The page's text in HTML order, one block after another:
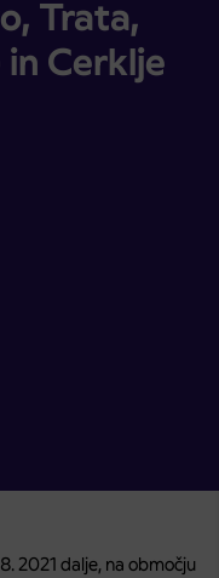
Trata,
Cerklje
2021 dalje, na območju